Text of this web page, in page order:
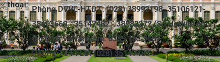
thoại: Phòng DVVL-HTĐT: (028) 38992198- 35106121-
38403669 - 35147482 - 38982272 (Số Hotline hỗ
trợ Dịch vụ việc làm: 0339 163 968)
Phòng TTTTLĐ: (028) 35147483